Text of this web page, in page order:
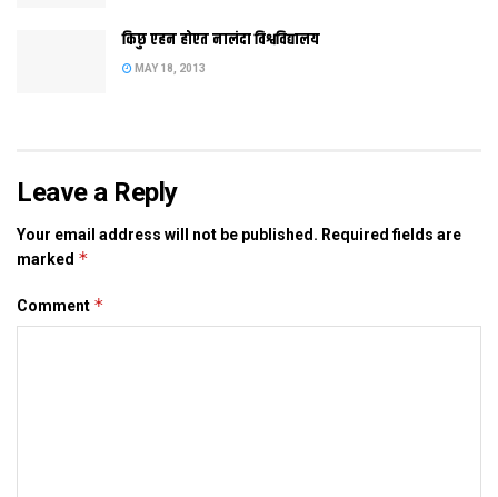
किछु एहन होएत नालंदा विश्वविद्यालय
MAY 18, 2013
Leave a Reply
Your email address will not be published. Required fields are
marked *
Comment *